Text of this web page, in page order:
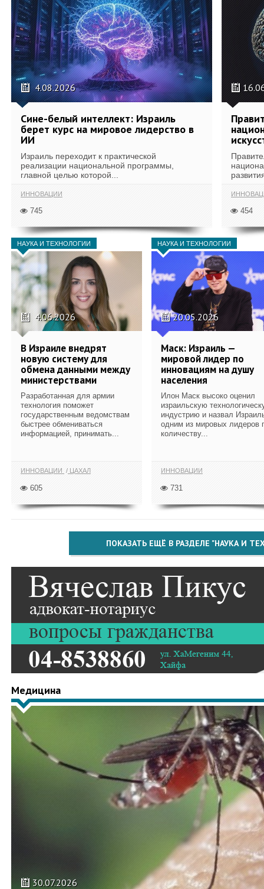
4.08.2026
Сине-белый интеллект: Израиль
берет курс на мировое лидерство в
ИИ
Израиль переходит к практической
реализации национальной программы,
главной целью которой...
ИННОВАЦИИ
745 454
НАУКА И ТЕХНОЛОГИИ
4.06.2026
В Израиле внедрят
новую систему для
обмена данными между
министерствами
Разработанная для армии
технология поможет
государственным ведомствам
быстрее обмениваться
информацией, принимать...
ИННОВАЦИИ ЦАХАЛ
605
НАУКА И ТЕХНОЛОГИИ
20.05.2026
Маск: Израиль —
мировой лидер по
инновациям на душу
населения
Илон Маск высоко оценил
израильскую
индустрию и назвал
одним из мировых лидеров
количеству...
ИННОВАЦИИ
731
ПОКАЗАТЬ ЕЩЁ В РАЗДЕЛЕ "НАУКА И
Медицина
30.07.2026